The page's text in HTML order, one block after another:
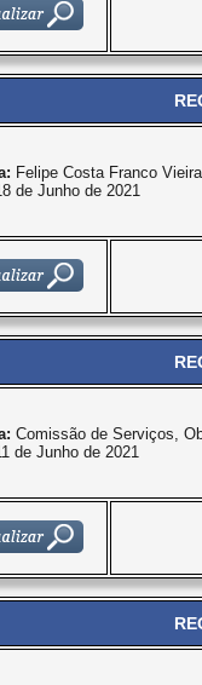
Felipe Costa Franco Vieira
de Junho de 2021
Comissão de Serviços,
de Junho de 2021